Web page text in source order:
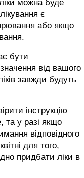
можна буде
є
або якщо
бути
від вашого
завжди будуть
інструкцію
та у разі якщо
відповідного
для того,
придбати ліки в